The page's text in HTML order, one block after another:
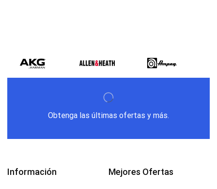
Obtenga las últimas ofertas y más.
Información Mejores Ofertas